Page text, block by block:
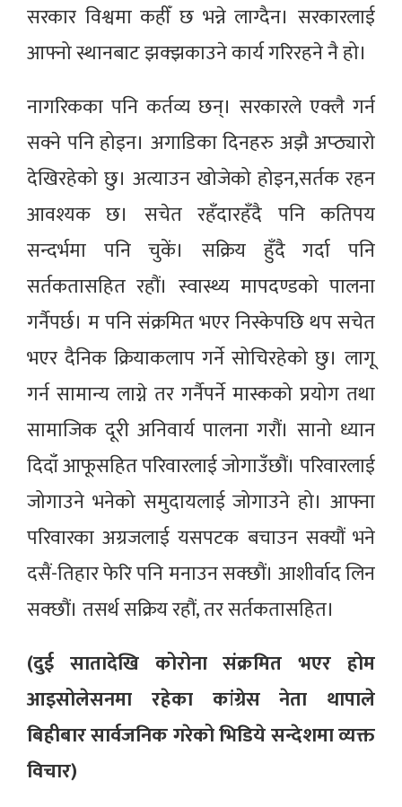
सरकार विश्वमा कहीँ छ भन्ने लाग्दैन। सरकारलाई
आफ्नो स्थानबाट झक्झकाउने कार्य गरिरहने नै हो।
नागरिकका पनि कर्तव्य छन्। सरकारले एक्लै गर्न
सक्ने पनि होइन। अगाडिका दिनहरु अझै अप्ठ्यारो
देखिरहेको छु। अत्याउन खोजेको होइन,सर्तक रहन
आवश्यक छ। सचेत रहँदारहँदै पनि कतिपय
सन्दर्भमा पनि चुकें। सक्रिय हुँदै गर्दा पनि
सर्तकतासहित रहौं। स्वास्थ्य मापदण्डको पालना
गर्नैपर्छ। म पनि संक्रमित भएर निस्केपछि थप सचेत
भएर दैनिक क्रियाकलाप गर्ने सोचिरहेको छु। लागू
गर्न सामान्य लाग्ने तर गर्नैपर्ने मास्कको प्रयोग तथा
सामाजिक दूरी अनिवार्य पालना गरौं। सानो ध्यान
दिदाँ आफूसहित परिवारलाई जोगाउँछौं। परिवारलाई
जोगाउने भनेको समुदायलाई जोगाउने हो। आफ्ना
परिवारका अग्रजलाई यसपटक बचाउन सक्यौं भने
दसैं-तिहार फेरि पनि मनाउन सक्छौं। आशीर्वाद लिन
सक्छौं। तसर्थ सक्रिय रहौं, तर सर्तकतासहित।
(दुई सातादेखि कोरोना संक्रमित भएर होम
आइसोलेसनमा रहेका कांग्रेस नेता थापाले
बिहीबार सार्वजनिक गरेको भिडिये सन्देशमा व्यक्त
विचार)